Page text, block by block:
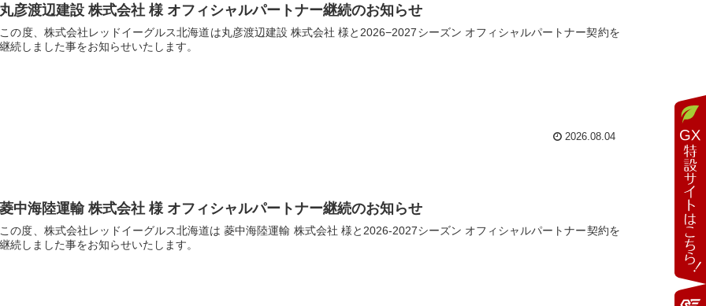
丸彦渡辺建設 株式会社 様 オフィシャルパートナー継続のお知らせ
この度、株式会社レッドイーグルス北海道は丸彦渡辺建設 株式会社 様と2026−2027シーズン オフィシャルパートナー契約を
継続しました事をお知らせいたします。
2026.08.04
菱中海陸運輸 株式会社 様 オフィシャルパートナー継続のお知らせ
この度、株式会社レッドイーグルス北海道は 菱中海陸運輸 株式会社 様と2026-2027シーズン オフィシャルパートナー契約を
継続しました事をお知らせいたします。